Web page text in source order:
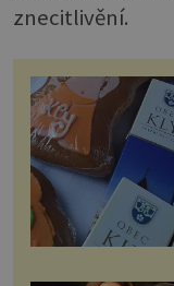
znecitlivění.